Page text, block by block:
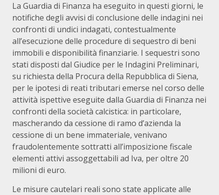
La Guardia di Finanza ha eseguito in questi giorni, le
notifiche degli avvisi di conclusione delle indagini nei
confronti di undici indagati, contestualmente
all’esecuzione delle procedure di sequestro di beni
immobili e disponibilità finanziarie. I sequestri sono
stati disposti dal Giudice per le Indagini Preliminari,
su richiesta della Procura della Repubblica di Siena,
per le ipotesi di reati tributari emerse nel corso delle
attività ispettive eseguite dalla Guardia di Finanza nei
confronti della società calcistica: in particolare,
mascherando da cessione di ramo d’azienda la
cessione di un bene immateriale, venivano
fraudolentemente sottratti all’imposizione fiscale
elementi attivi assoggettabili ad Iva, per oltre 20
milioni di euro.
Le misure cautelari reali sono state applicate alle